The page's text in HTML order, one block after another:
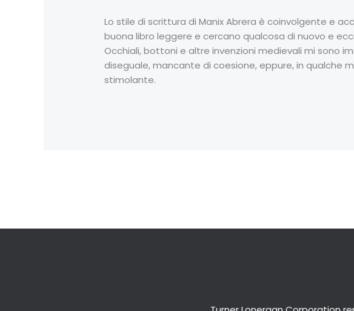
Lo stile di scrittura di Manix Abrera è coinvolgente e
buona libro leggere e cercano qualcosa di nuovo e
Occhiali, bottoni e altre invenzioni medievali mi sono
diseguale, mancante di coesione, eppure, in qualche
stimolante.